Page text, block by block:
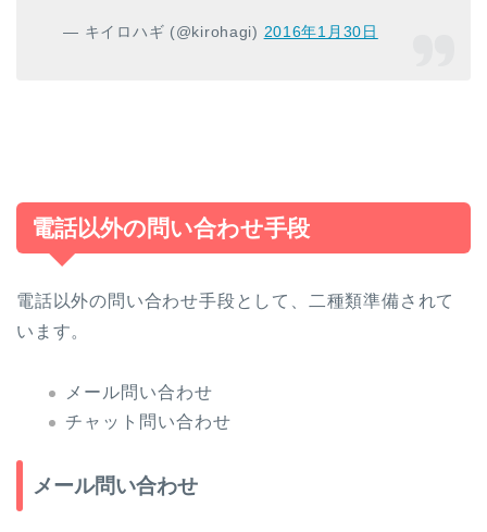
— キイロハギ (@kirohagi) 2016年1月30日
電話以外の問い合わせ手段
電話以外の問い合わせ手段として、二種類準備されて
います。
メール問い合わせ
チャット問い合わせ
メール問い合わせ